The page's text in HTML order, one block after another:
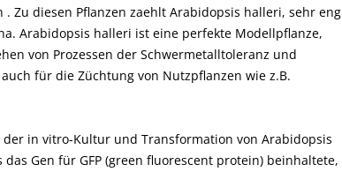
Zu diesen Pflanzen zaehlt Arabidopsis halleri, sehr eng
Arabidopsis halleri ist eine perfekte Modellpflanze,
von Prozessen der Schwermetalltoleranz und
für die Züchtung von Nutzpflanzen wie z.B.
vitro-Kultur und Transformation von Arabidopsis
Gen für GFP (green fluorescent protein) beinhaltete,